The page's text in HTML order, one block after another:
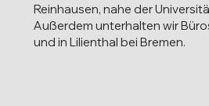
Reinhausen, nahe der
Außerdem unterhalten wir
und in Lilienthal bei Bremen.